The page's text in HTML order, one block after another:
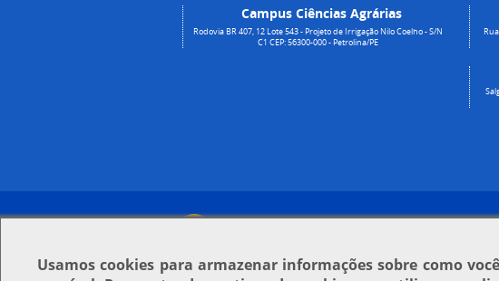
Campus Ciências Agrárias
Rodovia BR 407, 12 Lote 543 - Projeto de Irrigação Nilo Coelho - S/N
C1 CEP: 56300-000 - Petrolina/PE
Usamoscookies para armazenar informações sobre como